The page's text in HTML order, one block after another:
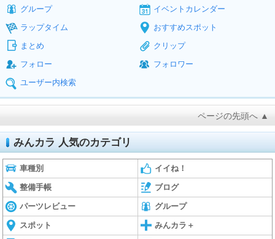
グループ
イベントカレンダー
ラップタイム
おすすめスポット
まとめ
クリップ
フォロー
フォロワー
ユーザー内検索
ページの先頭へ ▲
みんカラ 人気のカテゴリ
車種別 イイね！
整備手帳 ブログ
パーツレビュー グループ
スポット みんカラ＋